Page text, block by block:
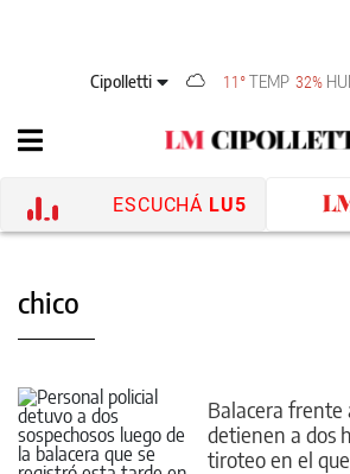
Cipolletti 11°TEMP 32%
ESCUCHÁ LU5
chico
Balacera frente
detienen a dos
tiroteo en el